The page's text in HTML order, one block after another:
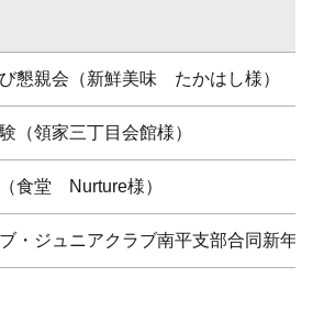
懇親会（新鮮美味 たかはし様）
（領家三丁目会館様）
食堂 Nurture様）
・ジュニアクラブ南平支部合同新